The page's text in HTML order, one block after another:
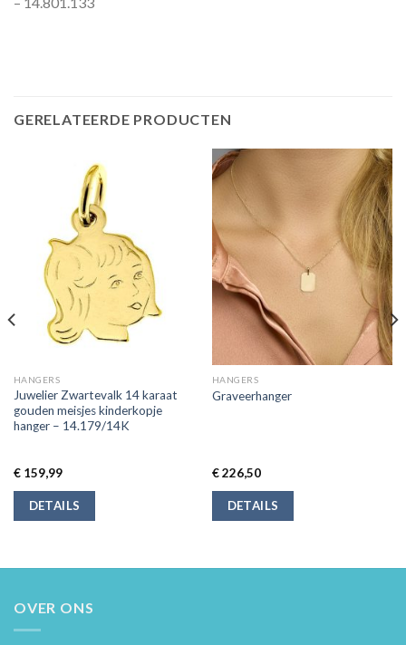
GERELATEERDE PRODUCTEN
HANGERS
Juwelier Zwartevalk 14 karaat
gouden meisjes kinderkopje
hanger – 14.179/14K
€159,99
DETAILS
HANGERS
Graveerhanger
€226,50
DETAILS
OVER ONS